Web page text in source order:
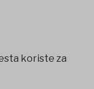
koriste za